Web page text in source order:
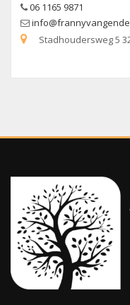
06 1165 9871
Stadhoudersweg 5